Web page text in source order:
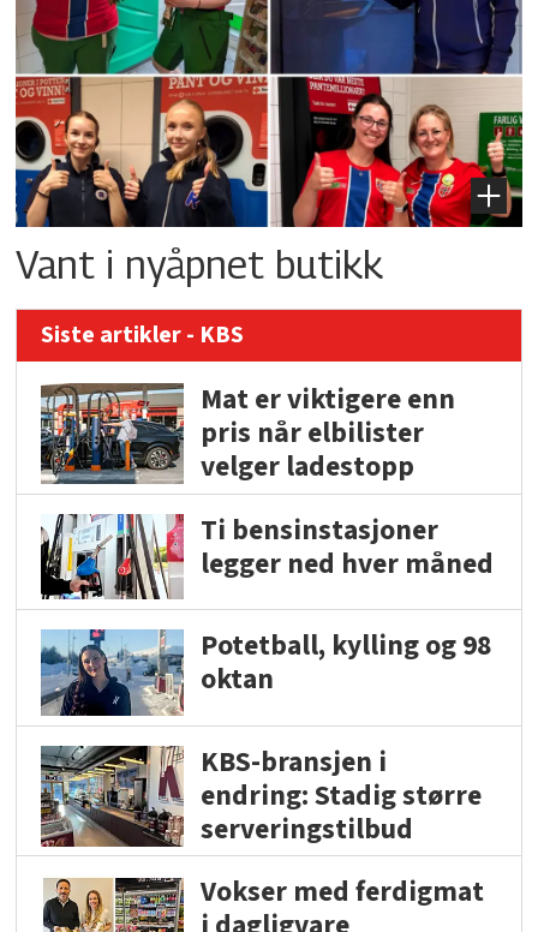
Vant i nyåpnet butikk
Siste artikler - KBS
Mat er viktigere enn
pris når elbilister
velger ladestopp
Ti bensinstasjoner
legger ned hver måned
Potetball, kylling og 98
oktan
KBS-bransjen i
endring: Stadig større
serveringstilbud
Vokser med ferdigmat